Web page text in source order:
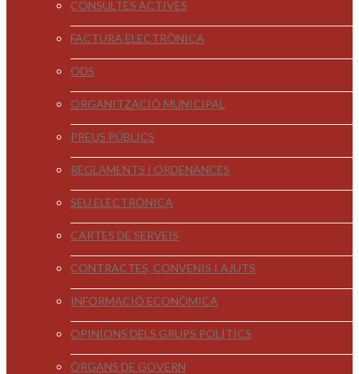
CONSULTES ACTIVES
FACTURA ELECTRÒNICA
ODS
ORGANITZACIÓ MUNICIPAL
PREUS PÚBLICS
REGLAMENTS I ORDENANCES
SEU ELECTRÒNICA
CARTES DE SERVEIS
CONTRACTES, CONVENIS I AJUTS
INFORMACIÓ ECONÒMICA
OPINIONS DELS GRUPS POLÍTICS
ÒRGANS DE GOVERN